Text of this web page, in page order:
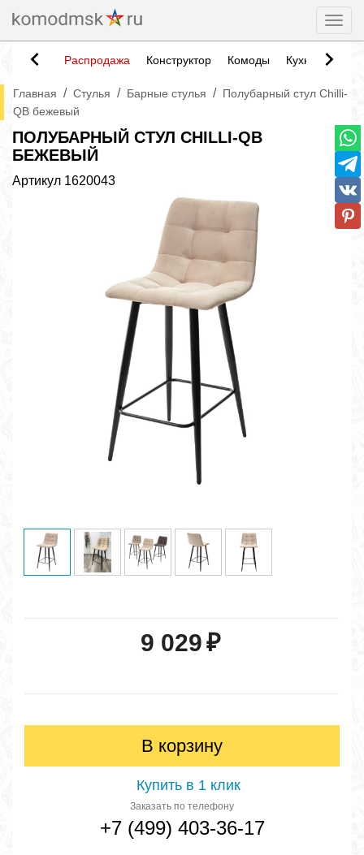
Распродажа Конструктор Комоды Кухни
Главная / Стулья / Барные стулья / Полубарный стул Chilli-
QB бежевый
ПОЛУБАРНЫЙ СТУЛ CHILLI-QB
БЕЖЕВЫЙ
Артикул 1620043
9 029₽
В корзину
Купить в 1 клик
Заказать по телефону
+7 (499) 403-36-17